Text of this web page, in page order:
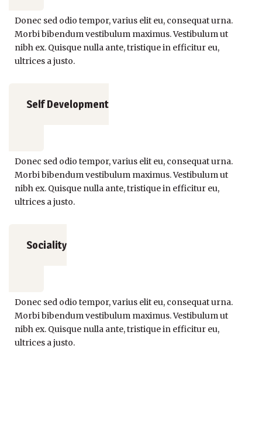
Donec sed odio tempor, varius elit eu, consequat urna.
Morbi bibendum vestibulum maximus. Vestibulum ut
nibh ex. Quisque nulla ante, tristique in efficitur eu,
ultrices a justo.
Self Development
Donec sed odio tempor, varius elit eu, consequat urna.
Morbi bibendum vestibulum maximus. Vestibulum ut
nibh ex. Quisque nulla ante, tristique in efficitur eu,
ultrices a justo.
Sociality
Donec sed odio tempor, varius elit eu, consequat urna.
Morbi bibendum vestibulum maximus. Vestibulum ut
nibh ex. Quisque nulla ante, tristique in efficitur eu,
ultrices a justo.